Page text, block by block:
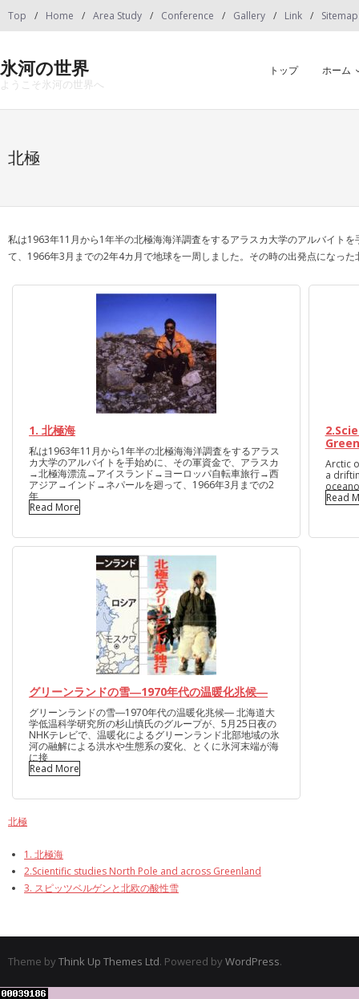
Top Home Area Study Conference Gallery Link Sitemap
氷河の世界
ようこそ氷河の世界へ
トップ ホーム
北極
私は1963年11月から1年半の北極海海洋調査をするアラスカ大学のアルバイ
て、1966年3月までの2年4カ月で地球を一周しました。その時の出発点になっ
1. 北極海
私は1963年11月から1年半の北極海海洋調査をするアラス
カ大学のアルバイトを手始めに、その軍資金で、アラスカ
→北極海漂流→アイスランド→ヨーロッパ自転車旅行→西
アジア→インド→ネパールを廻って、1966年3月までの2
年
Read More
Arctic
a
Read
グリーンランドの雪―1970年代の温暖化兆候―
グリーンランドの雪―1970年代の温暖化兆候― 北海道大
学低温科学研究所の杉山慎氏のグループが、5月25日夜の
NHKテレビで、温暖化によるグリーンランド北部地域の氷
河の融解による洪水や生態系の変化、とくに氷河末端が海
に接
Read More
北極
1. 北極海
2.Scientific studies North Pole and across Greenland
3. スピッツベルゲンと北欧の酸性雪
Theme by Think Up Themes Ltd. Powered by WordPress.